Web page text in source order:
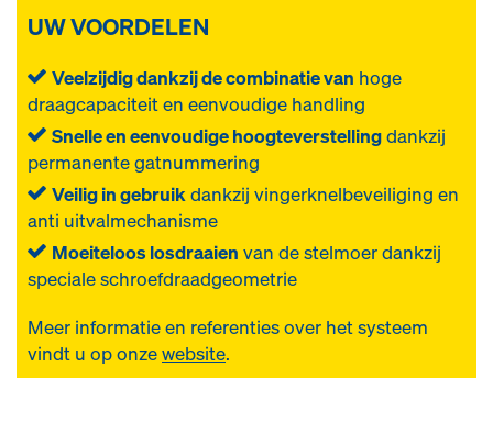
UW VOORDELEN
Veelzijdig dankzij de combinatie van hoge
draagcapaciteit en eenvoudige handling
Snelle en eenvoudige hoogteverstellingdankzij
permanente gatnummering
Veilig in gebruikdankzij vingerknelbeveiliging en
anti uitvalmechanisme
Moeiteloos losdraaien van de stelmoer dankzij
speciale schroefdraadgeometrie
Meer informatie en referenties over het systeem
vindt u op onzewebsite.